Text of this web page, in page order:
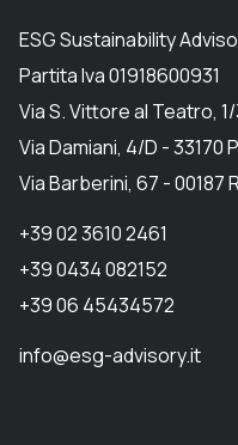
ESG Sustainability
Partita Iva 01918600931
Via S. Vittore al Teatro,
Via Damiani, 4/D - 33170
Via Barberini, 67 - 00187
+39 02 3610 2461
+39 0434 082152
+39 06 45434572
info@esg-advisory.it